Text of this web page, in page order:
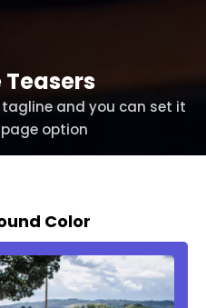
and you can set it
option
Color